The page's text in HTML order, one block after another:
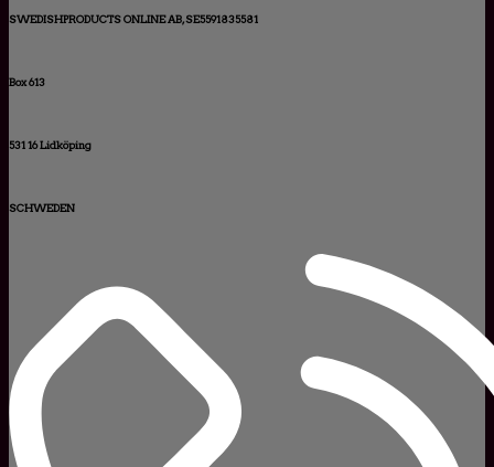
SWEDISHPRODUCTS ONLINE AB, SE5591835581
Box 613
531 16 Lidköping
SCHWEDEN